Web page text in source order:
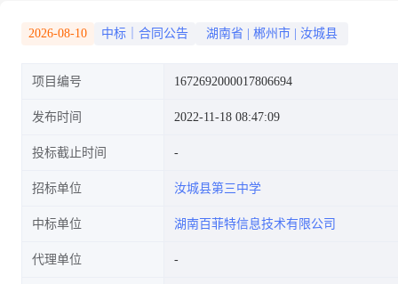
2026-08-10 中标｜合同公告 湖南省 郴州市 汝城县
项目编号 1672692000017806694
发布时间 2022-11-18 08:47:09
投标截止时间
招标单位 汝城县第三中学
中标单位 湖南百菲特信息技术有限公司
代理单位